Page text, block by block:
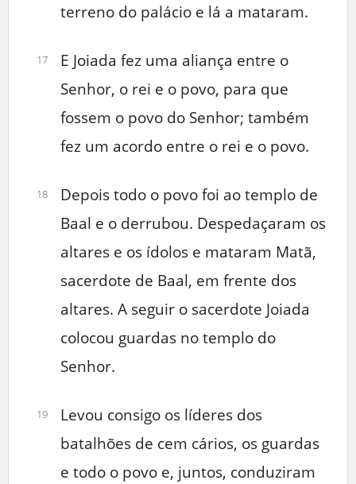
terreno do palácio e lá a mataram.
17
E Joiada fez uma aliança entre o
Senhor, o rei e o povo, para que
fossem o povo do Senhor; também
fez um acordo entre o rei e o povo.
18
Depois todo o povo foi ao templo de
Baal e o derrubou. Despedaçaram os
altares e os ídolos e mataram Matã,
sacerdote de Baal, em frente dos
altares. A seguir o sacerdote Joiada
colocou guardas no templo do
Senhor.
19
Levou consigo os líderes dos
batalhões de cem cários, os guardas
e todo o povo e, juntos, conduziram